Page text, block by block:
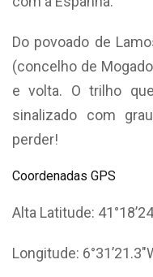
Do povoado de
(concelho de
e volta. O trilho
sinalizado com
perder!
Coordenadas GPS
Alta Latitude:
Longitude: